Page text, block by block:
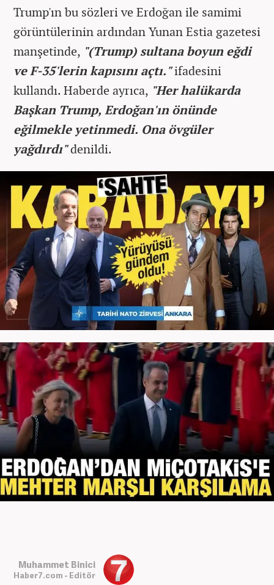
Trump'ın bu sözleri ve Erdoğan ile samimi
görüntülerinin ardından Yunan Estia gazetesi
manşetinde, "(Trump) sultana boyun eğdi
ve F-35'lerin kapısını açtı."ifadesini
kullandı. Haberde ayrıca, "Her halükarda
Başkan Trump, Erdoğan'ın önünde
eğilmekle yetinmedi. Ona övgüler
yağdırdı"denildi.
Muhammet Binici
Haber7.com - Editör